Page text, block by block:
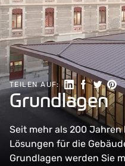
TEILEN AUF: Auf LinkedIn
AufAufAuf
Grundlagen
Seit mehr als 200
Lösungen für die
Grundlagen werden Sie